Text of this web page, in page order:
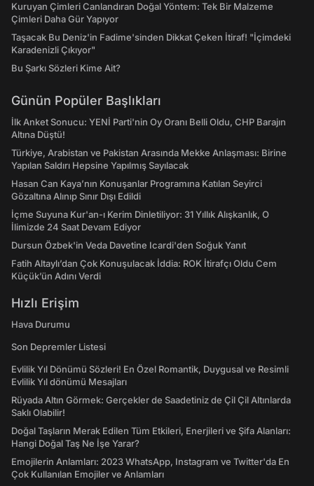
Kuruyan Çimleri Canlandıran Doğal Yöntem: Tek Bir Malzeme
Çimleri Daha Gür Yapıyor
Taşacak Bu Deniz'in Fadime'sinden Dikkat Çeken İtiraf! "İçimdeki
Karadenizli Çıkıyor"
Bu Şarkı Sözleri Kime Ait?
Günün Popüler Başlıkları
İlk Anket Sonucu: YENİ Parti'nin Oy Oranı Belli Oldu, CHP Barajın
Altına Düştü!
Türkiye, Arabistan ve Pakistan Arasında Mekke Anlaşması: Birine
Yapılan Saldırı Hepsine Yapılmış Sayılacak
Hasan Can Kaya’nın Konuşanlar Programına Katılan Seyirci
Gözaltına Alınıp Sınır Dışı Edildi
İçme Suyuna Kur'an-ı Kerim Dinletiliyor: 31 Yıllık Alışkanlık, O
İlimizde 24 Saat Devam Ediyor
Dursun Özbek'in Veda Davetine Icardi'den Soğuk Yanıt
Fatih Altaylı’dan Çok Konuşulacak İddia: ROK İtirafçı Oldu Cem
Küçük’ün Adını Verdi
Hızlı Erişim
Hava Durumu
Son Depremler Listesi
Evlilik Yıl Dönümü Sözleri! En Özel Romantik, Duygusal ve Resimli
Evlilik Yıl dönümü Mesajları
Rüyada Altın Görmek: Gerçekler de Saadetiniz de Çil Çil Altınlarda
Saklı Olabilir!
Doğal Taşların Merak Edilen Tüm Etkileri, Enerjileri ve Şifa Alanları:
Hangi Doğal Taş Ne İşe Yarar?
Emojilerin Anlamları: 2023 WhatsApp, Instagram ve Twitter'da En
Çok Kullanılan Emojiler ve Anlamları